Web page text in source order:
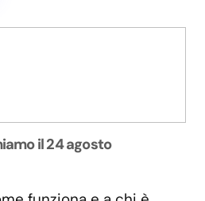
il 24 agosto